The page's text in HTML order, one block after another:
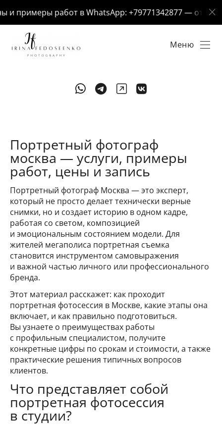
примеры работ в WhatsApp: +79771342877 — отвечу
Меню
Портретный фотограф
москва — услуги, примеры
работ, цены и запись
Портретный фотограф Москва — это эксперт,
который не просто делает технически верные
снимки, но и создает историю в одном кадре,
работая со светом, композицией
и эмоциональным состоянием модели. Для
жителей мегаполиса портретная съемка
становится инструментом самовыражения
и важной частью личного или профессионального
бренда.
Этот материал расскажет: как проходит
портретная фотосессия в Москве, какие этапы она
включает, и как правильно подготовиться.
Вы узнаете о преимуществах работы
с профильным специалистом, получите
конкретные цифры по срокам и стоимости, а также
практические решения типичных вопросов
клиентов.
Что представляет собой
портретная фотосессия
в студии?